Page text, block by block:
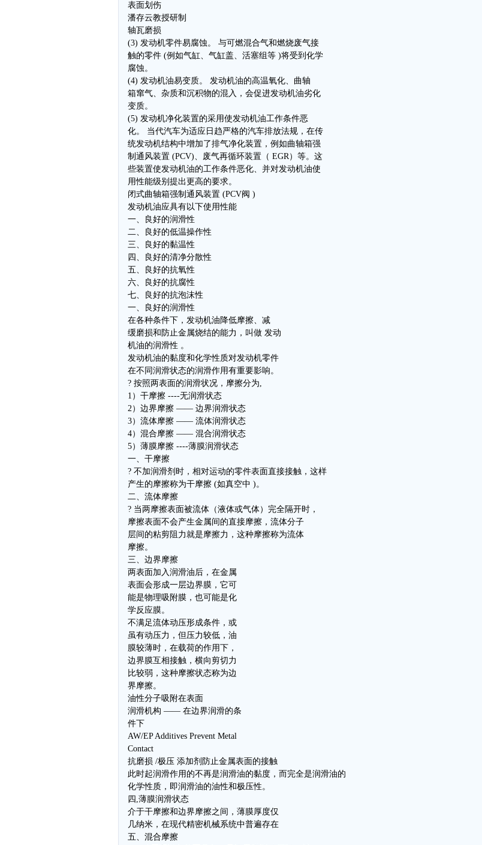
表面划伤
潘存云教授研制
轴瓦磨损
(3) 发动机零件易腐蚀。 与可燃混合气和燃烧废气接
触的零件 (例如气缸、气缸盖、活塞组等 )将受到化学
腐蚀。
(4) 发动机油易变质。 发动机油的高温氧化、曲轴
箱窜气、杂质和沉积物的混入，会促进发动机油劣化
变质。
(5) 发动机净化装置的采用使发动机油工作条件恶
化。 当代汽车为适应日趋严格的汽车排放法规，在传
统发动机结构中增加了排气净化装置，例如曲轴箱强
制通风装置 (PCV)、废气再循环装置（ EGR）等。这
些装置使发动机油的工作条件恶化、并对发动机油使
用性能级别提出更高的要求。
闭式曲轴箱强制通风装置 (PCV阀 )
发动机油应具有以下使用性能
一、良好的润滑性
二、良好的低温操作性
三、良好的黏温性
四、良好的清净分散性
五、良好的抗氧性
六、良好的抗腐性
七、良好的抗泡沫性
一、良好的润滑性
在各种条件下，发动机油降低摩擦、减
缓磨损和防止金属烧结的能力，叫做 发动
机油的润滑性 。
发动机油的黏度和化学性质对发动机零件
在不同润滑状态的润滑作用有重要影响。
? 按照两表面的润滑状况，摩擦分为,
1）干摩擦 ----无润滑状态
2）边界摩擦 —— 边界润滑状态
3）流体摩擦 —— 流体润滑状态
4）混合摩擦 —— 混合润滑状态
5）薄膜摩擦 ----薄膜润滑状态
一、干摩擦
? 不加润滑剂时，相对运动的零件表面直接接触，这样
产生的摩擦称为干摩擦 (如真空中 )。
二、流体摩擦
? 当两摩擦表面被流体（液体或气体）完全隔开时，
摩擦表面不会产生金属间的直接摩擦，流体分子
层间的粘剪阻力就是摩擦力，这种摩擦称为流体
摩擦。
三、边界摩擦
两表面加入润滑油后，在金属
表面会形成一层边界膜，它可
能是物理吸附膜，也可能是化
学反应膜。
不满足流体动压形成条件，或
虽有动压力，但压力较低，油
膜较薄时，在载荷的作用下，
边界膜互相接触，横向剪切力
比较弱，这种摩擦状态称为边
界摩擦。
油性分子吸附在表面
润滑机构 —— 在边界润滑的条
件下
AW/EP Additives Prevent Metal
Contact
抗磨损 /极压 添加剂防止金属表面的接触
此时起润滑作用的不再是润滑油的黏度，而完全是润滑油的
化学性质，即润滑油的油性和极压性。
四,薄膜润滑状态
介于干摩擦和边界摩擦之间，薄膜厚度仅
几纳米，在现代精密机械系统中普遍存在
五、混合摩擦